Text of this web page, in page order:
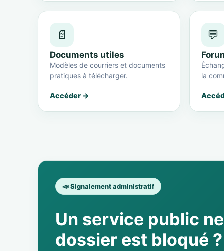
📄
Documents utiles
Modèles de courriers et documents
pratiques à télécharger.
Accéder →
💬
la
📣 Signalement administratif
Un service public
dossier est bloqué ?